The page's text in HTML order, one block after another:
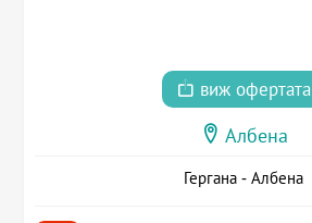
виж офертата
Албена
Гергана - Албена